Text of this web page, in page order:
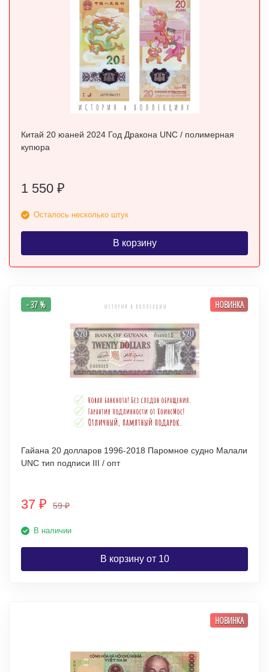
Китай 20 юаней 2024 Год Дракона UNC / полимерная
купюра
1 550 ₽
Осталось несколько штук
В корзину
- 37 % НОВИНКА
Гайана 20 долларов 1996-2018 Паромное судно Малали
UNC тип подписи III / опт
37 ₽ 59₽
В наличии
В корзину от 10
НОВИНКА